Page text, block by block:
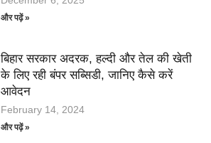
और पढ़ें »
बिहार सरकार अदरक, हल्दी और तेल की खेती
के लिए रही बंपर सब्सिडी, जानिए कैसे करें
आवेदन
February 14, 2024
और पढ़ें »